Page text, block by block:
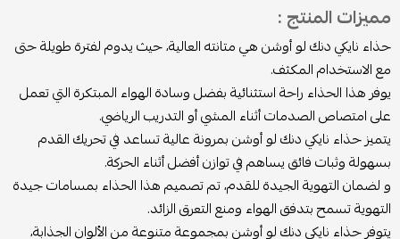
مميزات المنتج :
حذاء نايكي دنك لو أوشن هي متانته العالية، حيث يدوم لفترة طويلة حتى
مع الاستخدام المكثف.
يوفر هذا الحذاء راحة استثنائية بفضل وسادة الهواء المبتكرة التي تعمل
على امتصاص الصدمات أثناء المشي أو التدريب الرياضي.
يتميز حذاء نايكي دنك لو أوشن بمرونة عالية تساعد في تحريك القدم
بسهولة وثبات فائق يساهم في توازن أفضل أثناء الحركة.
و لضمان التهوية الجيدة للقدم، تم تصميم هذا الحذاء بمسامات جيدة
التهوية تسمح بتدفق الهواء ومنع التعرق الزائد.
يتوفر حذاء نايكي دنك لو أوشن بمجموعة متنوعة من الألوان الجذابة،